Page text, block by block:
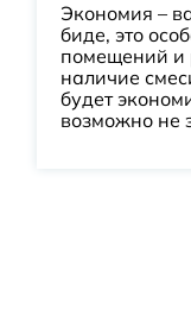
Экономия –
биде, это
помещений и
наличие
будет
возможно не